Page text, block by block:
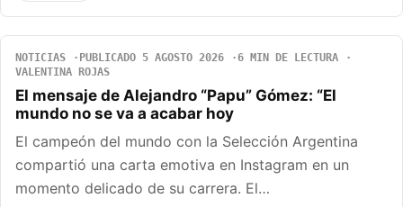
NOTICIAS PUBLICADO 5 AGOSTO 2026
6 MIN DE LECTURA
VALENTINA ROJAS
El mensaje de Alejandro “Papu” Gómez: “El
mundo no se va a acabar hoy
El campeón del mundo con la Selección Argentina
compartió una carta emotiva en Instagram en un
momento delicado de su carrera. El…